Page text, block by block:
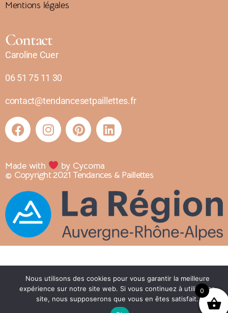
Mentions légales
Contact
Caroline Cuer
06 51 75 11 30
contact@tendancesetpaillettes.fr
Made with
by Cycoma
© Copyright 2021 Tendances & Paillettes
0
Nous utilisons des cookies pour vous garantir la meilleure
expérience sur notre site web. Si vous continuez à utiliser ce
site, nous supposerons que vous en êtes satisfait.